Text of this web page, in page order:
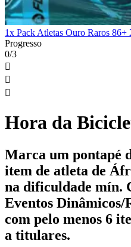
1x Pack Atletas Ouro Raros 86+
Progresso
0/3



Hora da
Marca um pontapé
item de atleta de
na dificuldade mín.
Eventos
com pelo menos 6
a titulares.